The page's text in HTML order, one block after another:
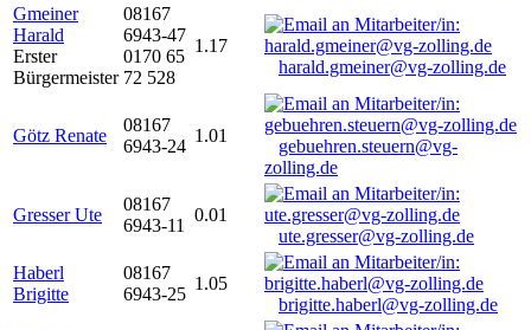
Gmeiner
Harald
Erster
Bürgermeister
08167
6943-47
0170 65
72 528
1.17
harald.gmeiner@vg-zolling.de
Götz Renate
08167
6943-24
1.01
gebuehren.steuern@vg-
zolling.de
Gresser Ute
08167
6943-11
0.01
ute.gresser@vg-zolling.de
Haberl
Brigitte
08167
6943-25
1.05
brigitte.haberl@vg-zolling.de